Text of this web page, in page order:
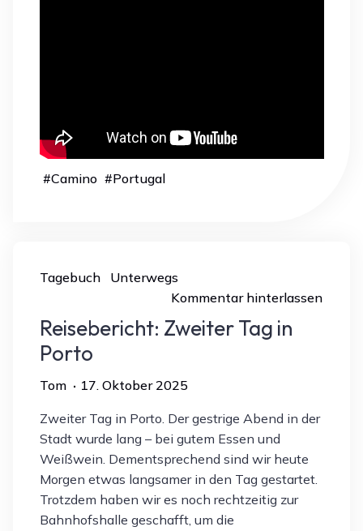
#Camino #Portugal
Tagebuch
Unterwegs
Kommentar hinterlassen
Reisebericht: Zweiter Tag in
Porto
Tom 17. Oktober 2025
Zweiter Tag in Porto. Der gestrige Abend in der
Stadt wurde lang – bei gutem Essen und
Weißwein. Dementsprechend sind wir heute
Morgen etwas langsamer in den Tag gestartet.
Trotzdem haben wir es noch rechtzeitig zur
Bahnhofshalle geschafft, um die